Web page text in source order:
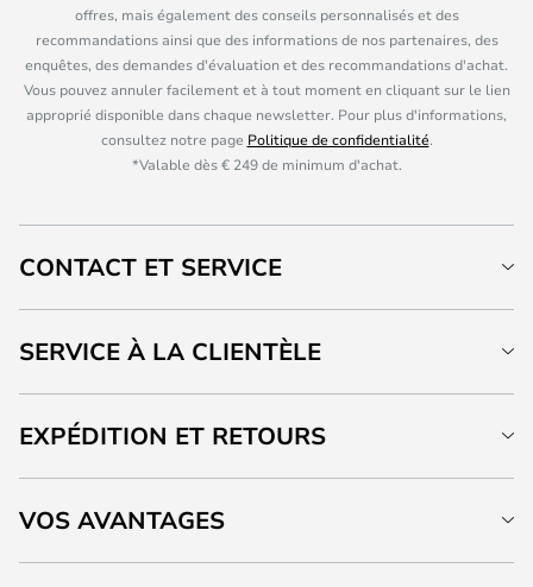
offres, mais également des conseils personnalisés et des
recommandations ainsi que des informations de nos partenaires, des
enquêtes, des demandes d'évaluation et des recommandations d'achat.
Vous pouvez annuler facilement et à tout moment en cliquant sur le lien
approprié disponible dans chaque newsletter. Pour plus d'informations,
consultez notre page Politique de confidentialité.
*Valable dès € 249 de minimum d'achat.
CONTACT ET SERVICE
SERVICE À LA CLIENTÈLE
EXPÉDITION ET RETOURS
VOS AVANTAGES